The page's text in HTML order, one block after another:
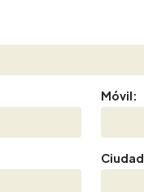
Móvil:
Ciudad